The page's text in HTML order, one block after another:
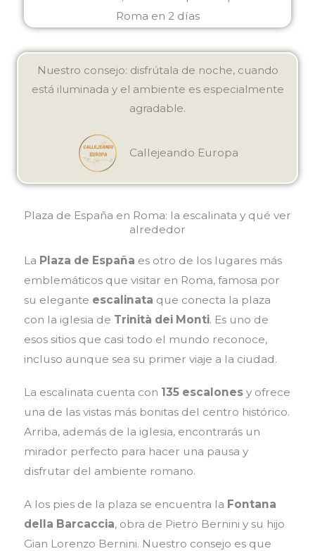
Nuestro consejo: disfrútala de noche, cuando
está iluminada y el ambiente es especialmente
agradable.
Callejeando Europa
Plaza de España en Roma: la escalinata y qué ver
alrededor
La Plaza de España es otro de los lugares más
emblemáticos que visitar en Roma, famosa por
su elegante escalinata que conecta la plaza
con la iglesia de Trinità dei Monti. Es uno de
esos sitios que casi todo el mundo reconoce,
incluso aunque sea su primer viaje a la ciudad.
La escalinata cuenta con 135 escalonesy ofrece
una de las vistas más bonitas del centro histórico.
Arriba, además de la iglesia, encontrarás un
mirador perfecto para hacer una pausa y
disfrutar del ambiente romano.
A los pies de la plaza se encuentra la Fontana
della Barcaccia, obra de Pietro Bernini y su hijo
Gian Lorenzo Bernini. Nuestro consejo es que